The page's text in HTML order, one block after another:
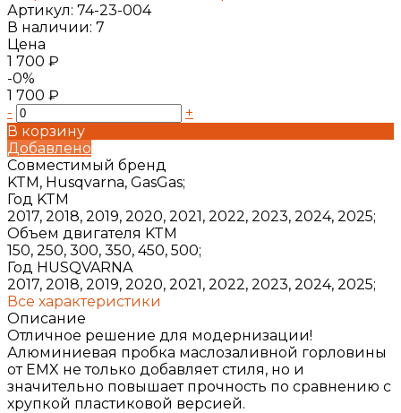
Артикул: 74-23-004
В наличии: 7
Цена
1 700 ₽
-0%
1 700 ₽
-
+
В корзину
Добавлено
Совместимый бренд
KTM, Husqvarna, GasGas;
Год KTM
2017, 2018, 2019, 2020, 2021, 2022, 2023, 2024, 2025;
Объем двигателя KTM
150, 250, 300, 350, 450, 500;
Год HUSQVARNA
2017, 2018, 2019, 2020, 2021, 2022, 2023, 2024, 2025;
Все характеристики
Описание
Отличное решение для модернизации!
Алюминиевая пробка маслозаливной горловины
от EMX не только добавляет стиля, но и
значительно повышает прочность по сравнению с
хрупкой пластиковой версией.